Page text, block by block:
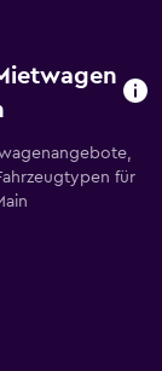
für